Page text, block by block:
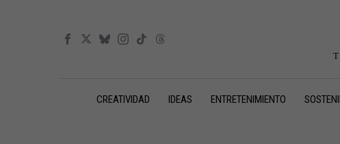
CREATIVIDAD IDEAS ENTRETENIMIENTO